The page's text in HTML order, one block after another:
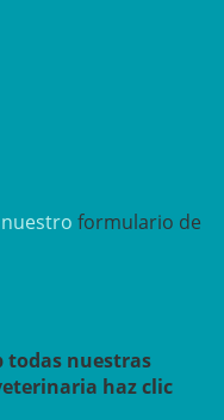
formulario de
todas nuestras
haz clic